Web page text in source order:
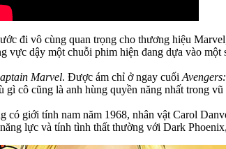
đi vô cùng quan trọng cho thương hiệu
dậy một chuỗi phim hiện đang dựa vào một
Marvel. Được ám chỉ ở ngay cuối
cô cũng là anh hùng quyền năng nhất trong vũ
giới tính nam năm 1968, nhân vật Carol
lực và tính tình thất thường với Dark